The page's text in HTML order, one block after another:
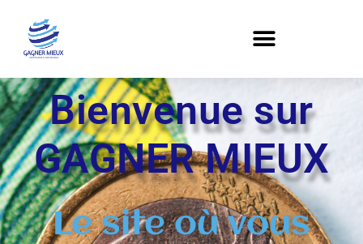
Bienvenue sur
GAGNER MIEUX
Le site où vous